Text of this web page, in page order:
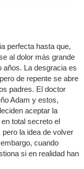
perfecta hasta que,
al dolor más grande
años. La desgracia es
de repente se abre
padres. El doctor
Adam y estos,
aceptar la
total secreto el
la idea de volver
cuando
si en realidad han